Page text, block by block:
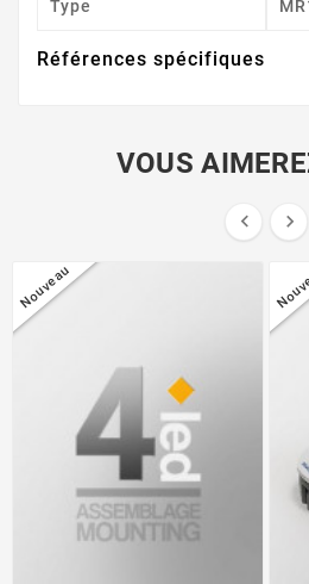
Type
Références spécifiques
VOUS
 
Nouveau